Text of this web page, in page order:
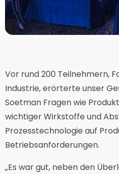
Vor rund 200 Teilnehmern,
Industrie, erörterte unser
Soetman Fragen wie
wichtiger Wirkstoffe und
Prozesstechnologie auf
Betriebsanforderungen.
„Es war gut, neben den